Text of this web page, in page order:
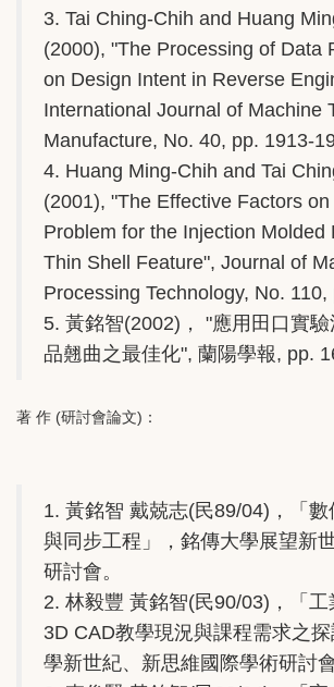
3. Tai Ching-Chih and Huang
(2000), "The Processing of Data
on Design Intent in Reverse
International Journal of Machine
Manufacture, No. 40, pp. 1913-
4. Huang Ming-Chih and Tai
(2001), "The Effective Factors
Problem for the Injection Molded
Thin Shell Feature", Journal of
Processing Technology, No. 110,
5. 黃銘智(2002)， "應用田口實
品翹曲之最佳化", 蘭陽學報, pp.
著 作 (研討會論文)：
1. 黃銘智 戴兢志(民89/04)，「
與同步工程」，銘傳大學展望新
研討會。
2. 林毅豐 黃銘智(民90/03)，「工
3D CAD教學現況與課程需求之
學新世紀、新思維國際學術研討會